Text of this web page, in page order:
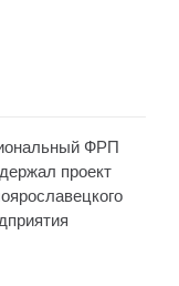
ФРП
проект